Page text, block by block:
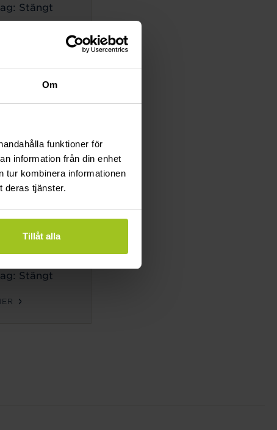
Om
funktioner för
information från din enhet
tur kombinera informationen
deras tjänster.
Tillåt alla
Stängt
Stängt
Stängt